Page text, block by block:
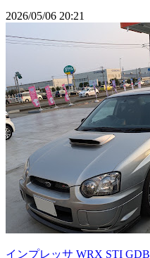
2026/05/06 20:21
インプレッサ WRX STI GDB